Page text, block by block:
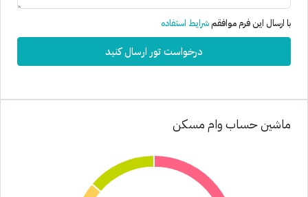
با ارسال این فرم موافقمشرایط استفاده
درخواست تور ارسال کنید
ماشین حساب وام مسکن